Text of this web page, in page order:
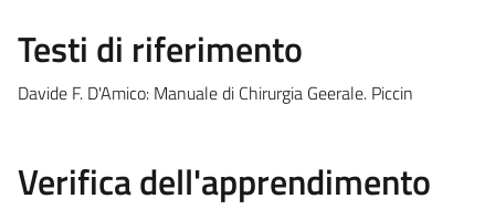
Testi di riferimento
Davide F. D'Amico: Manuale di Chirurgia Geerale. Piccin
Verifica dell'apprendimento